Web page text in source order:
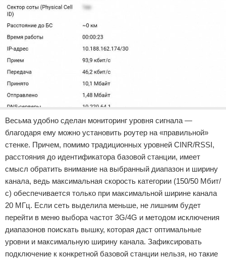
Весьма удобно сделан мониторинг уровня сигнала —
благодаря ему можно установить роутер на «правильной»
стенке. Причем, помимо традиционных уровней CINR/RSSI,
расстояния до идентификатора базовой станции, имеет
смысл обратить внимание на выбранный диапазон и ширину
канала, ведь максимальная скорость категории (150/50 Мбит/
с) обеспечивается только при максимальной ширине канала
20 МГц. Если сеть выделила меньше, не лишним будет
перейти в меню выбора частот 3G/4G и методом исключения
диапазонов поискать вышку, которая даст оптимальные
уровни и максимальную ширину канала. Зафиксировать
подключение к конкретной базовой станции нельзя, но такие